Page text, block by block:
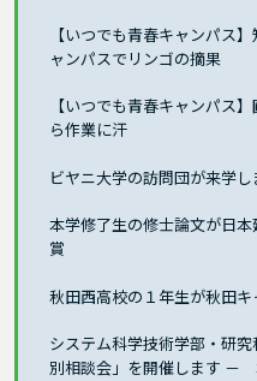
【いつでも青春キャンパス
ャンパスでリンゴの摘果
【いつでも青春キャンパス
ら作業に汗
ビヤニ大学の訪問団が来学し
本学修了生の修士論文が日
賞
秋田西高校の１年生が秋田
システム科学技術学部・研
別相談会」を開催します